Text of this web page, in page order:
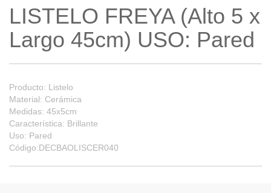
LISTELO FREYA (Alto 5 x
Largo 45cm) USO: Pared
Producto: Listelo
Material: Cerámica
Medidas: 45x5cm
Característica: Brillante
Uso: Pared
Código:DECBAOLISCER040